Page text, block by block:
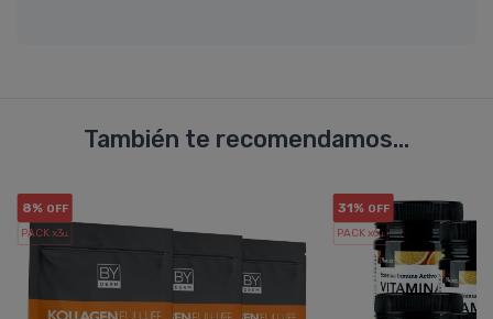
También te recomendamos...
8% OFF
PACK x3u.
31% OFF
PACK x6u.